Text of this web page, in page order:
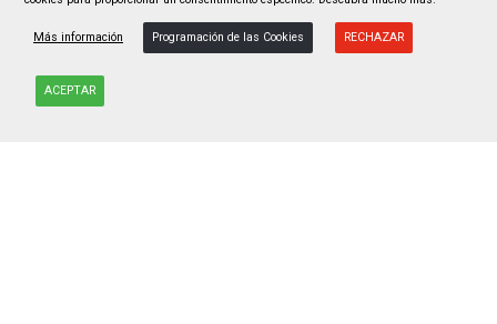
Más información Programación de las Cookies RECHAZAR
ACEPTAR